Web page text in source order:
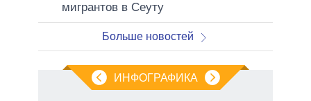
мигрантов в Сеуту
Больше новостей
ИНФОГРАФИКА